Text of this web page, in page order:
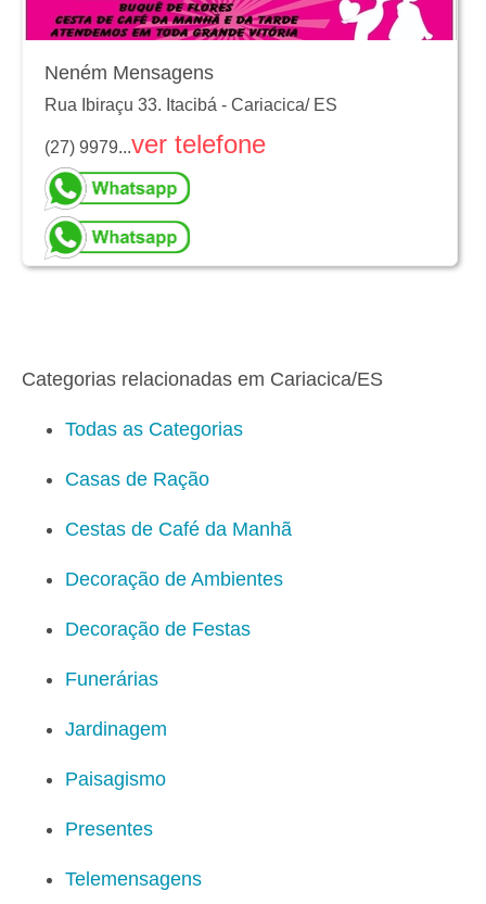
Neném Mensagens
Rua Ibiraçu 33. Itacibá - Cariacica/ ES
(27) 9979...ver telefone
Categorias relacionadas em Cariacica/ES
Todas as Categorias
Casas de Ração
Cestas de Café da Manhã
Decoração de Ambientes
Decoração de Festas
Funerárias
Jardinagem
Paisagismo
Presentes
Telemensagens